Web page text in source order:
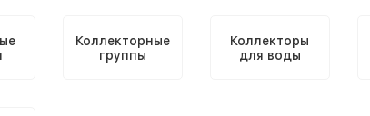
Коллекторные
группы
Коллекторы
для воды